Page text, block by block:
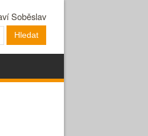
Soběslav
Hledat